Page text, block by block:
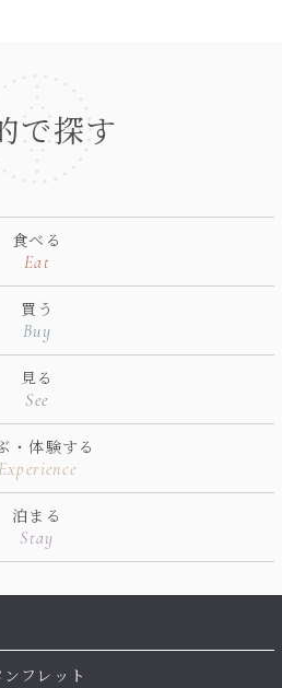
で探す
食べる
Eat
買う
Buy
見る
See
・体験する
Experience
泊まる
Stay
フレット